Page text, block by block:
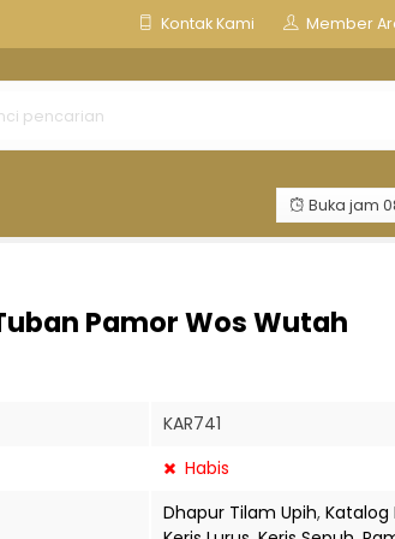
Kontak Kami Member
Kawruh Keris TOSAN AJI GROUP
Buka jam
Pamor Wos Wutah
KAR741
Habis
Dhapur Tilam Upih, Katalog